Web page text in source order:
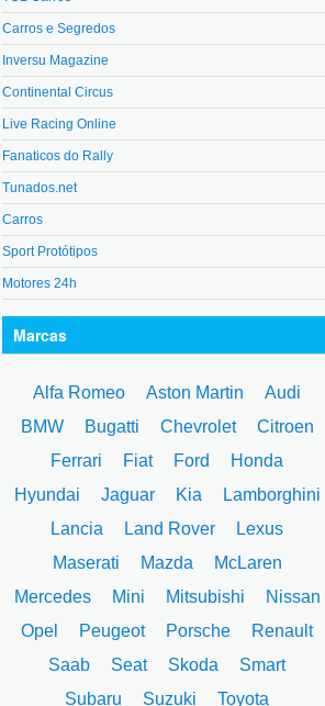
Carros e Segredos
Inversu Magazine
Continental Circus
Live Racing Online
Fanaticos do Rally
Tunados.net
Carros
Sport Protótipos
Motores 24h
Marcas
Alfa Romeo Aston Martin
Audi
BMW
Bugatti Chevrolet
Citroen
Ferrari
Fiat Ford
Honda
Hyundai
Jaguar Kia
Lamborghini
Lancia
Land Rover
Lexus
Maserati
Mazda
McLaren
Mercedes
Mini Mitsubishi
Nissan
Opel
Peugeot Porsche
Renault
Saab
Seat Skoda
Smart
Subaru
Suzuki Toyota